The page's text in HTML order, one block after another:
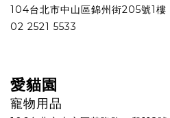
104台北市中山區錦州街205號1樓
02 2521 5533
愛貓園
寵物用品